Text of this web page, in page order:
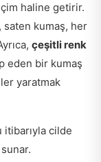
haline getirir.
kumaş, her
çeşitli renk
eden bir kumaş
yaratmak
itibarıyla cilde